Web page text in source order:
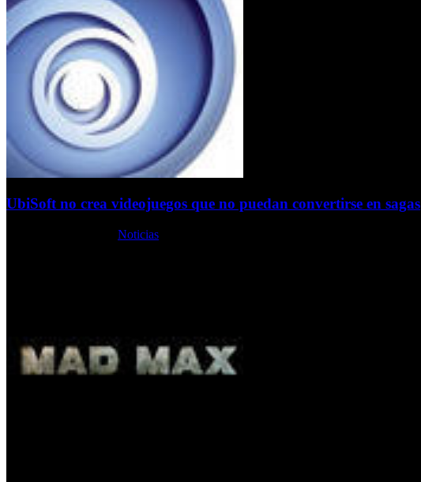
UbiSoft no crea videojuegos que no puedan convertirse en sagas
Noticias